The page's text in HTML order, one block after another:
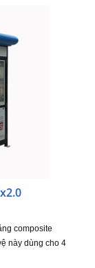
composite
này dùng cho 4